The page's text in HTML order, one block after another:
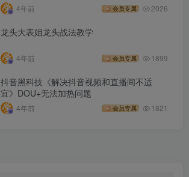
4年前 会员专属 2026
龙头大表姐龙头战法教学
4年前 会员专属 1899
抖音黑科技《解决抖音视频和直播间不适
宜》DOU+无法加热问题
4年前 会员专属 1821